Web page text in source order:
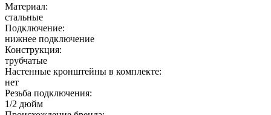
Материал:
стальные
Подключение:
нижнее подключение
Конструкция:
трубчатые
Настенные кронштейны в комплекте:
нет
Резьба подключения:
1/2 дюйм